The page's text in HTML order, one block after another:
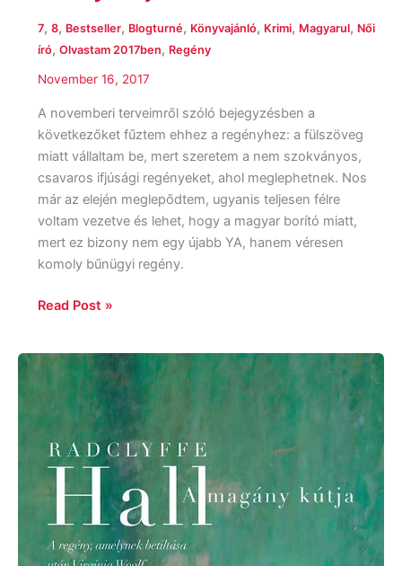
7, 8, Bestseller, Blogturné, Könyvajánló, Krimi, Magyarul, Női
író, Olvastam 2017ben, Regény
November 16, 2017
A novemberi terveimről szóló bejegyzésben a
következőket fűztem ehhez a regényhez: a fülszöveg
miatt vállaltam be, mert szeretem a nem szokványos,
csavaros ifjúsági regényeket, ahol meglephetnek. Nos
már az elején meglepődtem, ugyanis teljesen félre
voltam vezetve és lehet, hogy a magyar borító miatt,
mert ez bizony nem egy újabb YA, hanem véresen
komoly bűnügyi regény.
Read Post »
Radclyffe
Hall:
magány
kútja